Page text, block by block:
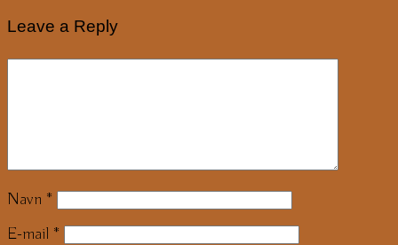
Leave a Reply
Navn *
E-mail *